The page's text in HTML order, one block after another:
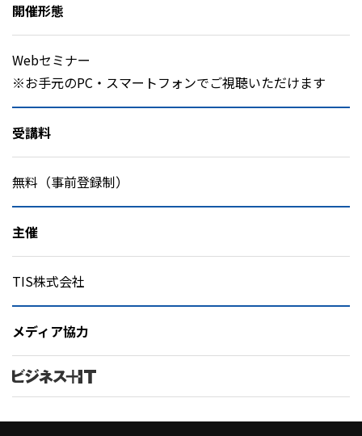
開催形態
Webセミナー
※お手元のPC・スマートフォンでご視聴いただけます
受講料
無料（事前登録制）
主催
TIS株式会社
メディア協力